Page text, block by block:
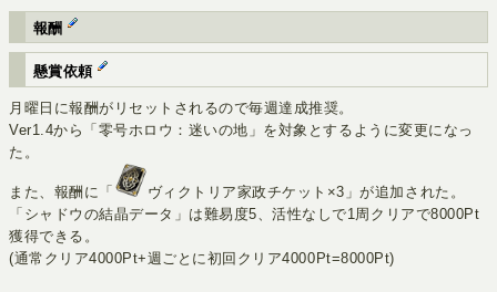
報酬
懸賞依頼
月曜日に報酬がリセットされるので毎週達成推奨。
Ver1.4から「零号ホロウ：迷いの地」を対象とするように変更になっ
た。
また、報酬に「
ヴィクトリア家政チケット×3」が追加された。
「シャドウの結晶データ」は難易度5、活性なしで1周クリアで8000Pt
獲得できる。
(通常クリア4000Pt+週ごとに初回クリア4000Pt=8000Pt)